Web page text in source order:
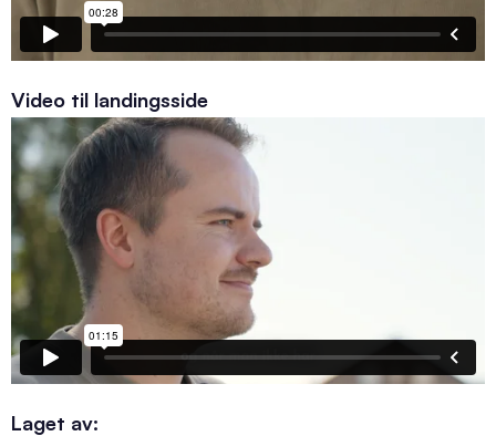
Video til landingsside
Laget av: